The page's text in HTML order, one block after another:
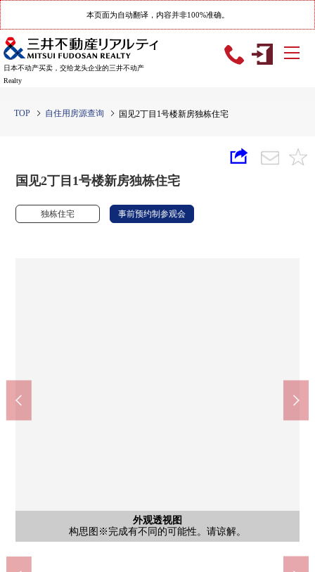
本页面为自动翻译，内容并非100%准确。
日本不动产买卖，交给龙头企业的三井不动产
Realty
TOP 自住用房源查询 国见2丁目1号楼新房独栋住宅
国见2丁目1号楼新房独栋住宅
独栋住宅 事前预约制参观会
外观透视图
构思图※完成有不同的可能性。请谅解。
其他当地
建筑中的当地※2026年7月18日拍摄
其他当地
建筑中的当地※2026年7月18日拍摄
其他当地
建筑中的当地※2026年7月18日拍摄
其他当地
当地
其他当地
当地
其他当地
前面道路
其他当地
当地
其他当地
当地
仙台市立国见小学(约570m)
步行8分钟
仙台市立第一中学(约270m)
步行4分钟
市营公共汽车"子平町龙云院前"停(约420m)
步行6分钟
全家便利店仙台八幡2丁目商店(约180m)
步行3分钟
doraggusutoamori子平町商店(约270m)
步行4分钟
章鱼公园(约300m)
步行4分钟
AEON特快仙台八幡店(约860m)
步行11分钟
西友树町商店(约1310m)
步行17分钟